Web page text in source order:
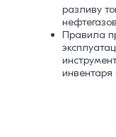
разливу
Правила
инвентаря